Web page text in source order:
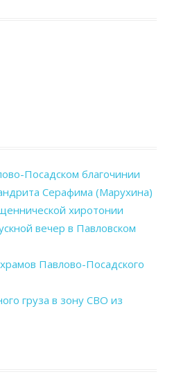
Посадском благочинии
Серафима (Марухина)
хиротонии
вечер в Павловском
Павлово-Посадского
груза в зону СВО из